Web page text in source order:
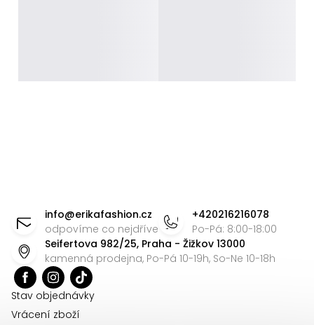
info@erikafashion.cz
odpovíme co nejdříve
+420216216078
Po-Pá: 8:00-18:00
Seifertova 982/25, Praha - Žižkov 13000
kamenná prodejna, Po-Pá 10-19h, So-Ne 10-18h
Stav objednávky
Vrácení zboží